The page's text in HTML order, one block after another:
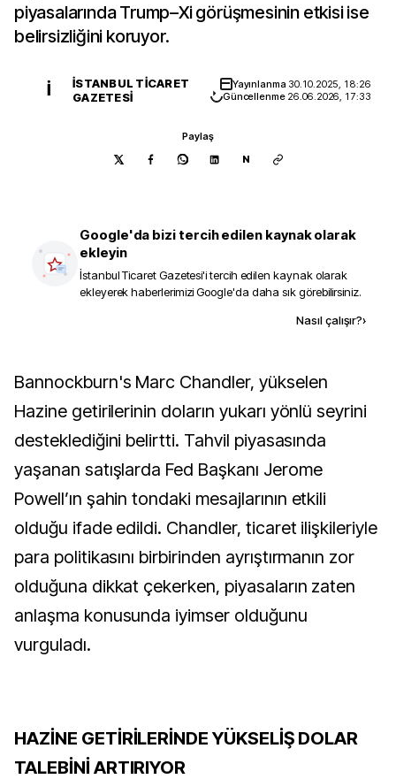
piyasalarında Trump–Xi görüşmesinin etkisi ise
belirsizliğini koruyor.
İ
İSTANBUL TICARET
GAZETESI
Yayınlanma 30.10.2025, 18:26
Güncellenme 26.06.2026, 17:33
Paylaş
N
Google'da bizi tercih edilen kaynak olarak
ekleyin
İstanbul Ticaret Gazetesi'i tercih edilen kaynak olarak
ekleyerek haberlerimizi Google'da daha sık görebilirsiniz.
Nasıl çalışır?›
Bannockburn's Marc Chandler, yükselen
Hazine getirilerinin doların yukarı yönlü seyrini
desteklediğini belirtti. Tahvil piyasasında
yaşanan satışlarda Fed Başkanı Jerome
Powell’ın şahin tondaki mesajlarının etkili
olduğu ifade edildi. Chandler, ticaret ilişkileriyle
para politikasını birbirinden ayrıştırmanın zor
olduğuna dikkat çekerken, piyasaların zaten
anlaşma konusunda iyimser olduğunu
vurguladı.
HAZİNE GETİRİLERİNDE YÜKSELİŞ DOLAR
TALEBİNİ ARTIRIYOR